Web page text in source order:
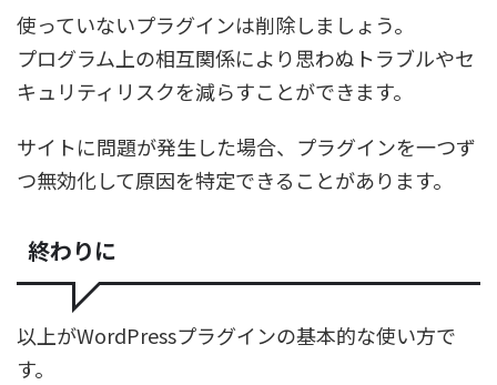
使っていないプラグインは削除しましょう。
プログラム上の相互関係により思わぬトラブルやセ
キュリティリスクを減らすことができます。
サイトに問題が発生した場合、プラグインを一つず
つ無効化して原因を特定できることがあります。
終わりに
以上がWordPressプラグインの基本的な使い方で
す。